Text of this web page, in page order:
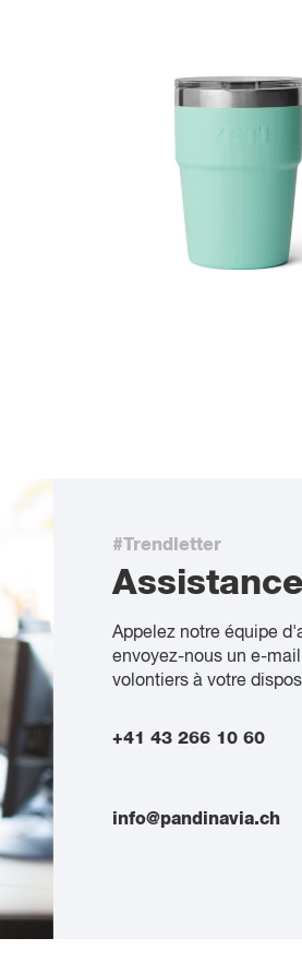
#Trendletter
Appelez notre équipe
envoyez-nous un e-
volontiers à votre
+41 43 266 10 60
info@pandinavia.ch